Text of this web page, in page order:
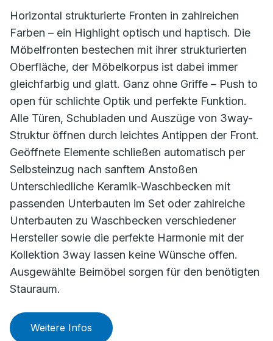
Horizontal strukturierte Fronten in zahlreichen
Farben – ein Highlight optisch und haptisch. Die
Möbelfronten bestechen mit ihrer strukturierten
Oberfläche, der Möbelkorpus ist dabei immer
gleichfarbig und glatt. Ganz ohne Griffe – Push to
open für schlichte Optik und perfekte Funktion.
Alle Türen, Schubladen und Auszüge von 3way-
Struktur öffnen durch leichtes Antippen der Front.
Geöffnete Elemente schließen automatisch per
Selbsteinzug nach sanftem Anstoßen
Unterschiedliche Keramik-Waschbecken mit
passenden Unterbauten im Set oder zahlreiche
Unterbauten zu Waschbecken verschiedener
Hersteller sowie die perfekte Harmonie mit der
Kollektion 3way lassen keine Wünsche offen.
Ausgewählte Beimöbel sorgen für den benötigten
Stauraum.
Weitere Infos